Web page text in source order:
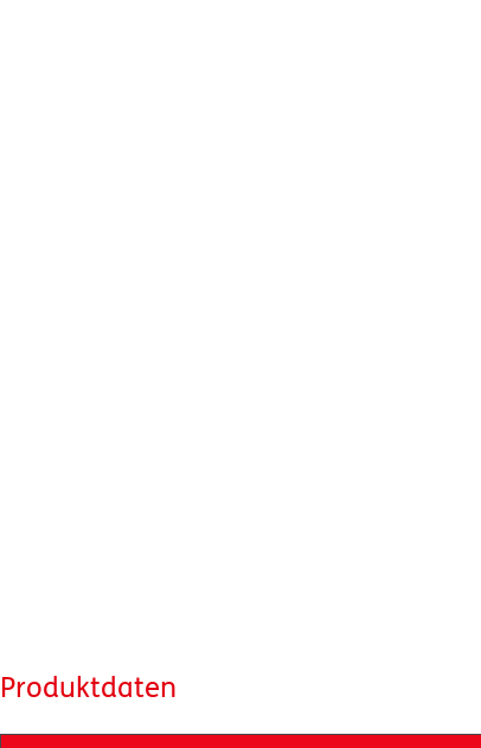
Produktdaten